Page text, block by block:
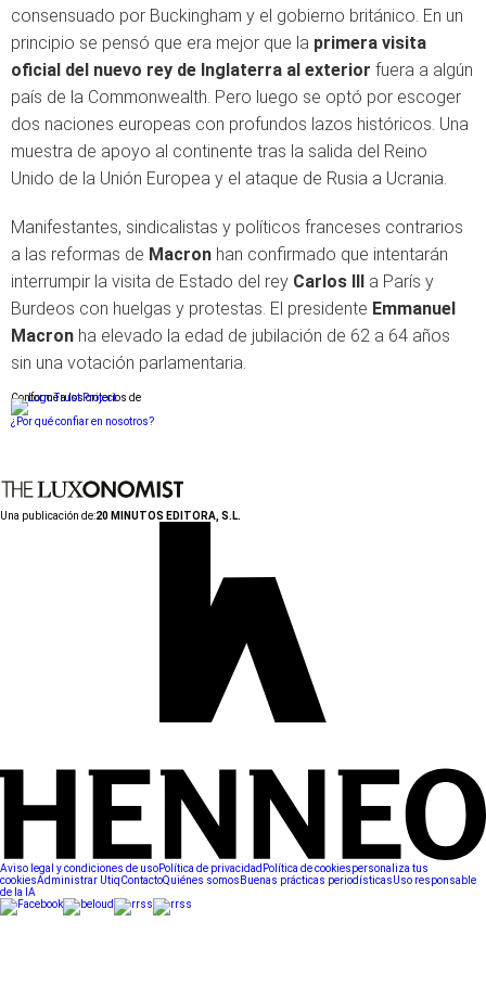
consensuado por Buckingham y el gobierno británico. En un
principio se pensó que era mejor que la primera visita
oficial del nuevo rey de Inglaterra al exterior fuera a algún
país de la Commonwealth. Pero luego se optó por escoger
dos naciones europeas con profundos lazos históricos. Una
muestra de apoyo al continente tras la salida del Reino
Unido de la Unión Europea y el ataque de Rusia a Ucrania.
Manifestantes, sindicalistas y políticos franceses contrarios
a las reformas de Macron han confirmado que intentarán
interrumpir la visita de Estado del rey Carlos III a París y
Burdeos con huelgas y protestas. El presidente Emmanuel
Macron ha elevado la edad de jubilación de 62 a 64 años
sin una votación parlamentaria.
Conforme a los criterios de
¿Por qué confiar en nosotros?
Una publicación de:20 MINUTOS EDITORA, S.L.
Aviso legal y condiciones de usoPolítica de privacidad Política de cookiespersonaliza tus
cookiesAdministrar UtiqContactoQuiénes somos Buenas prácticas periodísticasUso responsable
de la IA